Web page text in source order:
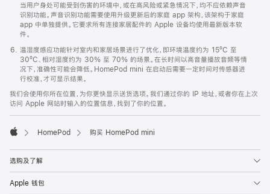
当用户身处可能受到伤害的环境中，或在高风险或紧急情况下，均不应依赖声音
识别功能。声音识别功能需要使用升级更新后的家庭 app 架构，该架构于家庭
app 中单独提供。它要求所有连接家居配件的 Apple 设备均使用最新版本软
件。
温湿度感应功能针对室内和家居场景进行了优化，即环境温度约为 15ºC 至
30ºC、相对湿度约为 30% 至 70% 的场景。在长时间以高音量播放音频等情
况下，准确性可能会降低。HomePod mini 在启动后需要一定时间对传感器进
行校准，才可显示结果。
我们会使用你所在位置，为你更快显示送货选项。我们通过你的 IP 地址，或者你在上次
访问 Apple 网站时输入的位置信息，找到了你的位置。
HomePod 购买 HomePod mini
选购及了解
Apple 钱包